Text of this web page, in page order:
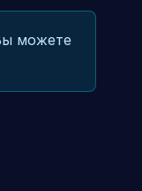
можете